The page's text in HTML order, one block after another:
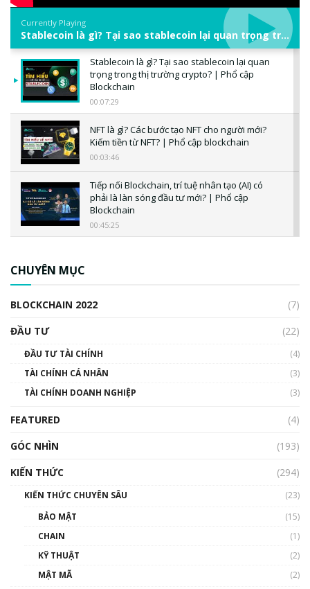
Currently Playing
Stablecoin là gì? Tại sao stablecoin lại quan trọng trong thị trường crypto? | Phổ cập Blockchain
Stablecoin là gì? Tại sao stablecoin lại quan
trọng trong thị trường crypto? | Phổ cập
Blockchain
00:07:29
NFT là gì? Các bước tạo NFT cho người mới?
Kiếm tiền từ NFT? | Phổ cập blockchain
00:03:46
Tiếp nối Blockchain, trí tuệ nhân tạo (AI) có
phải là làn sóng đầu tư mới? | Phổ cập
Blockchain
00:45:25
00:02:14
Nhìn lại năm 2022: Những sự kiện ảnh hưởng
đến hệ sinh thái tiền mã hoá | Phổ cập
CHUYÊN MỤC
BLOCKCHAIN 2022
(7)
ĐẦU TƯ
(22)
ĐẦU TƯ TÀI CHÍNH
(4)
TÀI CHÍNH CÁ NHÂN
(3)
TÀI CHÍNH DOANH NGHIỆP
(3)
FEATURED
(4)
GÓC NHÌN
(193)
KIẾN THỨC
(294)
KIẾN THỨC CHUYÊN SÂU
(23)
BẢO MẬT
(15)
CHAIN
(1)
KỸ THUẬT
(2)
MẬT MÃ
(2)